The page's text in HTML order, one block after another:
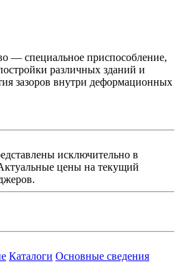
— специальное приспособление,
различных зданий и
зазоров внутри деформационных
исключительно в
цены на текущий
Каталоги Основные сведения